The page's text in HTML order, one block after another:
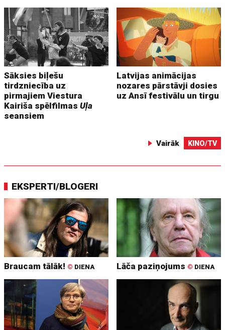
Sāksies biļešu
tirdzniecība uz
pirmajiem Viestura
Kairiša spēlfilmasUļa
seansiem
Latvijas animācijas
nozares pārstāvji dosies
uz Ansī festivālu un tirgu
Vairāk KINO/TV
EKSPERTI/BLOGERI
Braucam tālāk! © DIENA Lāča paziņojums © DIENA